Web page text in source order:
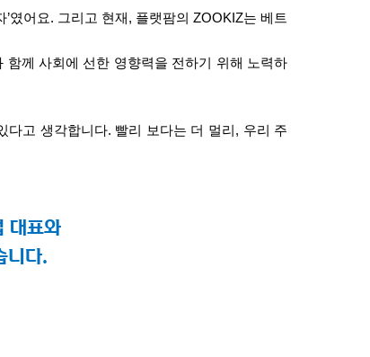
’였어요. 그리고 현재 , 플랫팜의 ZOOKIZ는 베트
함께 사회에 선한 영향력을 전하기 위해 노력하
다고 생각합니다. 빨리 보다는 더 멀리 , 우리 주
대표와
니다.